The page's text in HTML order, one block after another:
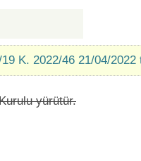
K. 2022/46 21/04/2022
yürütür.